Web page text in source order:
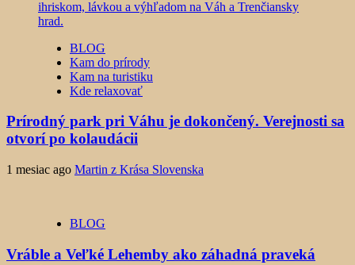
BLOG
Kam do prírody
Kam na turistiku
Kde relaxovať
Prírodný park pri Váhu je dokončený. Verejnosti sa
otvorí po kolaudácii
1 mesiac ago Martin z Krása Slovenska
BLOG
Vráble a Veľké Lehemby ako záhadná praveká